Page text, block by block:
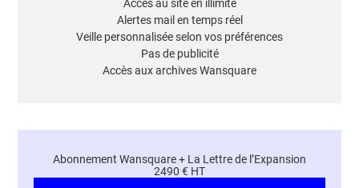
Accès au site en illimité
Alertes mail en temps réel
Veille personnalisée selon vos préférences
Pas de publicité
Accès aux archives Wansquare
Abonnement Wansquare + La Lettre de l’Expansion
2490 € HT